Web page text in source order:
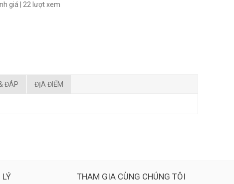
giá 22 lượt xem
ĐÁP ĐỊA ĐIỂM
LÝ THAM GIA CÙNG CHÚNG TÔI